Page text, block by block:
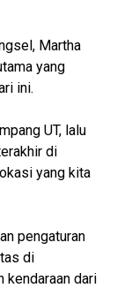
Martha
yang
ini.
UT, lalu
di
yang kita
pengaturan
di
kendaraan dari